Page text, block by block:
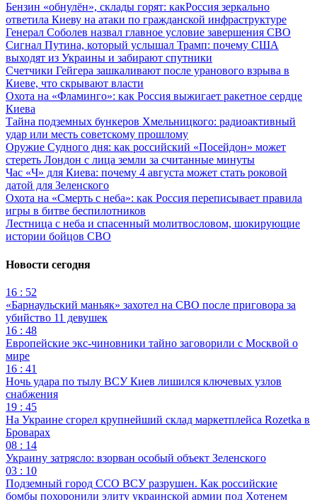
Бензин «обнулён», склады горят: какРоссия зеркально
ответила Киеву на атаки по гражданской инфраструктуре
Генерал Соболев назвал главное условие завершения СВО
Сигнал Путина, который услышал Трамп: почему США
выходят из Украины и забирают спутники
Счетчики Гейгера зашкаливают после уранового взрыва в
Киеве, что скрывают власти
Охота на «Фламинго»: как Россия выжигает ракетное сердце
Киева
Тайна подземных бункеров Хмельницкого: радиоактивный
удар или месть советскому прошлому
Оружие Судного дня: как российский «Посейдон» может
стереть Лондон с лица земли за считанные минуты
Час «Ч» для Киева: почему 4 августа может стать роковой
датой для Зеленского
Охота на «Смерть с неба»: как Россия переписывает правила
игры в битве беспилотников
Лестница с неба и спасенный молитвословом, шокирующие
истории бойцов СВО
Новости сегодня
16 : 52
«Барнаульский маньяк» захотел на СВО после приговора за
убийство 11 девушек
16 : 48
Европейские экс-чиновники тайно заговорили с Москвой о
мире
16 : 41
Ночь удара по тылу ВСУ Киев лишился ключевых узлов
снабжения
19 : 45
На Украине сгорел крупнейший склад маркетплейса Rozetka в
Броварах
08 : 14
Украину затрясло: взорван особый объект Зеленского
03 : 10
Подземный город ССО ВСУ разрушен. Как российские
бомбы похоронили элиту украинской армии под Хотенем